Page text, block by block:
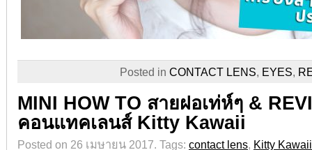
Posted in CONTACT LENS, EYES,
MINI HOW TO สายฝอเท่ห์ๆ &
คอนแทคเลนส์ Kitty Kawaii
Posted on 26 เมษายน 2017. Tags: contact lens, Kitty Kawaii